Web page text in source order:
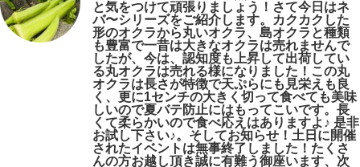
と気をつけて頑張りましょう！さて今日はネ
バ〜シリーズをご紹介します。カクカクした
形のオクラから丸いオクラ、島オクラと種類
も豊富で一昔は大きなオクラは売れませんで
したが、今は、認知度も上昇して出荷してい
る丸オクラは売れる様になりました！この丸
オクラは長さが特徴で天ぷらにも見栄えも良
く、更に1センチの大きく切って食べても美味
しいので夏バテ防止にはもってこいです。長
くて柔らかいので食べ応えはありますよ♪ 是非
お試し下さい♪。そしてお知らせ！土日に開催
されたイベントは無事終了しました！たくさ
んの方お越し頂き誠に有難う御座います、次